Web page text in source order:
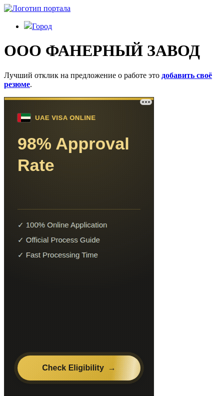
Город
ООО ФАНЕРНЫЙ ЗАВОД
Лучший отклик на предложение о работе это добавить своё
резюме.